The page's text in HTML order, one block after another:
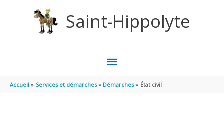
Saint-Hippolyte
MENU
PRINCIPAL
Accueil Services et démarches Démarches État civil